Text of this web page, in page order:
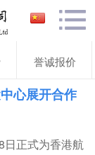
誉诚报价
心展开合作
日正式为香港航